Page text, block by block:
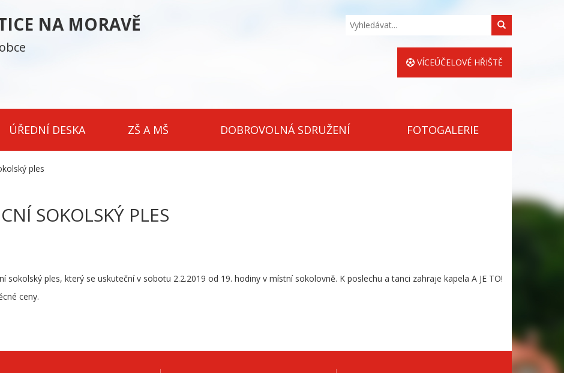
NA MORAVĚ Hledat
VÍCEÚČELOVÉ HŘIŠTĚ
ÚŘEDNÍ DESKA ZŠ A MŠ DOBROVOLNÁ SDRUŽENÍ FOTOGALERIE
ples
SOKOLSKÝ PLES
ples, který se uskuteční v sobotu 2.2.2019 od 19. hodiny v místní sokolovně. K poslechu a tanci zahraje kapela A JE TO!
ceny.